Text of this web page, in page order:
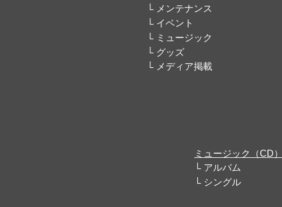
メンテナンス
イベント
ミュージック
グッズ
メディア掲載
ミュージック（CD）
アルバム
シングル